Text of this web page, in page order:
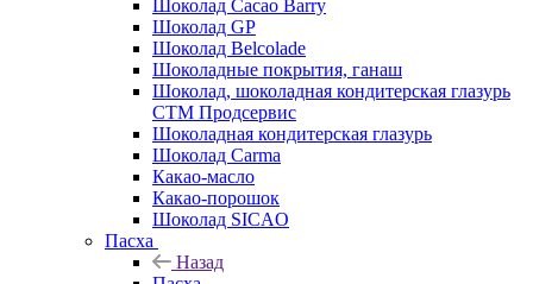
Шоколад Cacao Barry
Шоколад GP
Шоколад Belcolade
Шоколадные покрытия, ганаш
Шоколад, шоколадная кондитерская глазурь
СТМ Продсервис
Шоколадная кондитерская глазурь
Шоколад Carma
Какао-масло
Какао-порошок
Шоколад SICAO
Пасха
Назад